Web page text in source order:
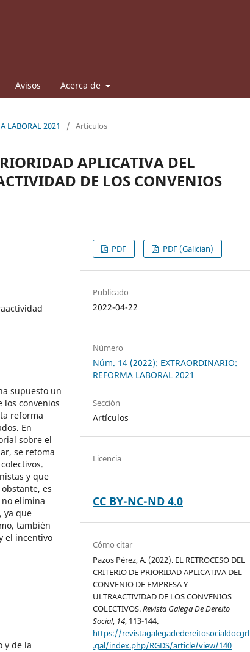
Avisos Acerca de
LABORAL 2021 / Artículos
APLICATIVA DEL
DE LOS CONVENIOS
supuesto un
convenios
reforma
En
sobre el
se retoma
y que
es
elimina
ya que
también
el incentivo
y de la
PDF PDF (Galician)
Publicado
2022-04-22
Número
Núm. 14 (2022): EXTRAORDINARIO:
REFORMA LABORAL 2021
Sección
Artículos
Licencia
CC BY-NC-ND 4.0
Cómo citar
Pazos Pérez, A. (2022). EL RETROCESO DEL
CRITERIO DE PRIORIDAD APLICATIVA DEL
CONVENIO DE EMPRESA Y
ULTRAACTIVIDAD DE LOS CONVENIOS
COLECTIVOS.Revista Galega De Dereito
Social, 14, 113-144.
https://revistagalegadedereitosocialdocgrl
.gal/index.php/RGDS/article/view/140